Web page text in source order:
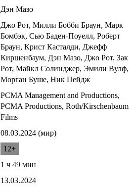
Дэн Мазо
Джо Рот, Милли Бобби Браун, Марк
Бомбэк, Сью Баден-Поуелл, Роберт
Браун, Крист Касталди, Джефф
Киршенбаум, Дэн Мазо, Джо Рот, Зак
Рот, Майкл Солинджер, Эмили Вулф,
Морган Буше, Ник Пейдж
PCMA Management and Productions,
PCMA Productions, Roth/Kirschenbaum
Films
08.03.2024 (мир)
12+
1 ч 49 мин
13.03.2024